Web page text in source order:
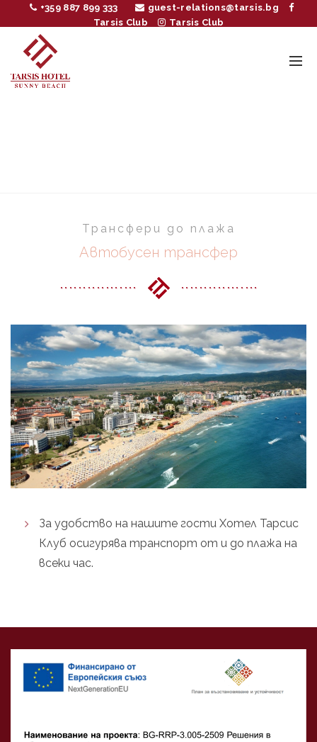
+359 887 899 333
guest-relations@tarsis.bg
Tarsis Club
Tarsis Club
Трансфери до плажа
Автобусен трансфер
За удобство на нашите гости Хотел Тарсис
Клуб осигурява транспорт от и до плажа на
всеки час.